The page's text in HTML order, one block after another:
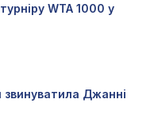
WTA 1000 у
звинуватила Джанні